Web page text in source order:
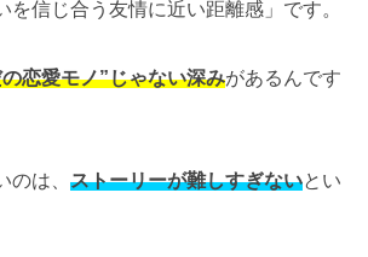
を信じ合う友情に近い距離感」です。
恋愛モノ”じゃない深みがあるんです
のは、 ストーリーが難しすぎないとい